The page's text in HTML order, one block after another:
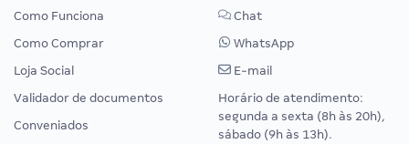
Como Funciona
Como Comprar
Loja Social
Validador de documentos
Conveniados
Chat
WhatsApp
E-mail
Horário de atendimento:
segunda a sexta (8h às 20h),
sábado (9h às 13h).